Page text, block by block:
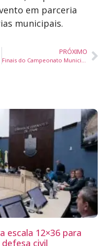
em parceria
municipais.
PRÓXIMO
Finais do Campeonato Municipal de Futsal de Balneário Piçarras reúnem mais de mil torcedores e consagram sete campeões
escala 12×36 para
civil